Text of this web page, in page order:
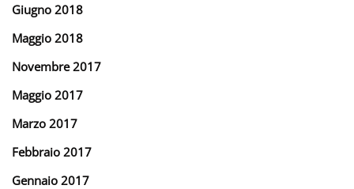
Giugno 2018
Maggio 2018
Novembre 2017
Maggio 2017
Marzo 2017
Febbraio 2017
Gennaio 2017